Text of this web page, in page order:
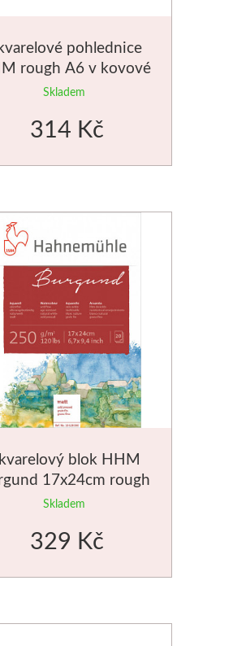
pohlednice
rough A6 v kovové
krabičce
Skladem
314 Kč
blok HHM
17x24cm rough
250g
Skladem
329 Kč